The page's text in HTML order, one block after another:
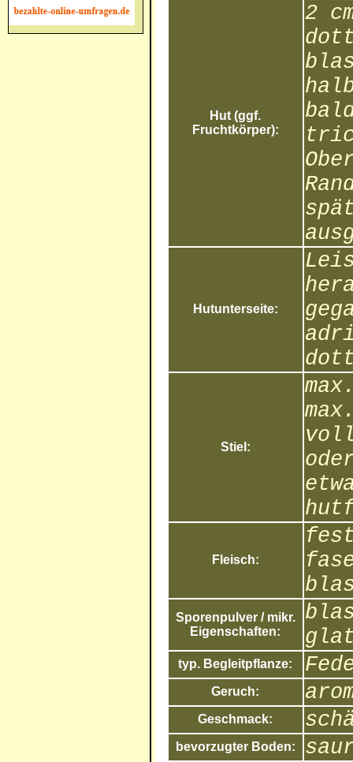
Hut (ggf.
Fruchtkörper):
2
Hutunterseite:
Stiel:
Fleisch:
Sporenpulver / mikr.
Eigenschaften:
typ. Begleitpflanze:
Geruch:
Geschmack:
bevorzugter Boden: